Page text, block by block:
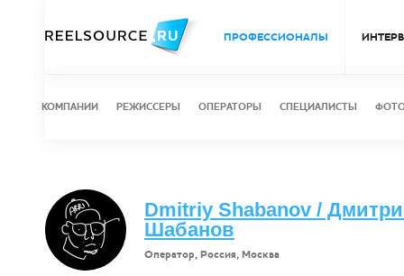
ПРОФЕССИОНАЛЫ
КОМПАНИИ РЕЖИССЕРЫ ОПЕРАТОРЫ СПЕЦИАЛИСТЫ
Dmitriy Shabanov /
Шабанов
Оператор, Россия, Москва